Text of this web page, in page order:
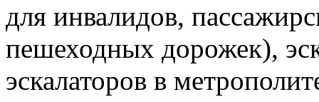
для инвалидов,
пешеходных дорожек),
эскалаторов в